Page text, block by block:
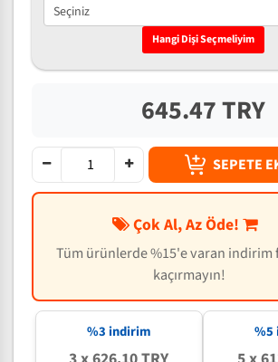
Hangi Dişi Seçmeliyim
645.47 TRY
SEPETE
Çok Al, Az Öde!
Tüm ürünlerde %15'e varan indirim
kaçırmayın!
%3 indirim %5